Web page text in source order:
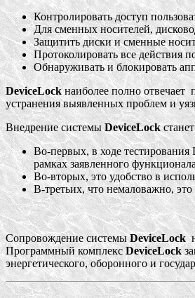
Контролировать доступ
Для сменных носителей,
Защитить диски и сменные
Протоколировать все действия
Обнаруживать и блокировать
DeviceLockнаиболее полно отвечает
устранения выявленных проблем и
Внедрение системыDeviceLock
Во-первых, в ходе
рамках заявленного
Во-вторых, это удобство в
В-третьих, что немаловажно,
Сопровождение системыDeviceLock
Программный комплексDeviceLock
энергетического, оборонного и